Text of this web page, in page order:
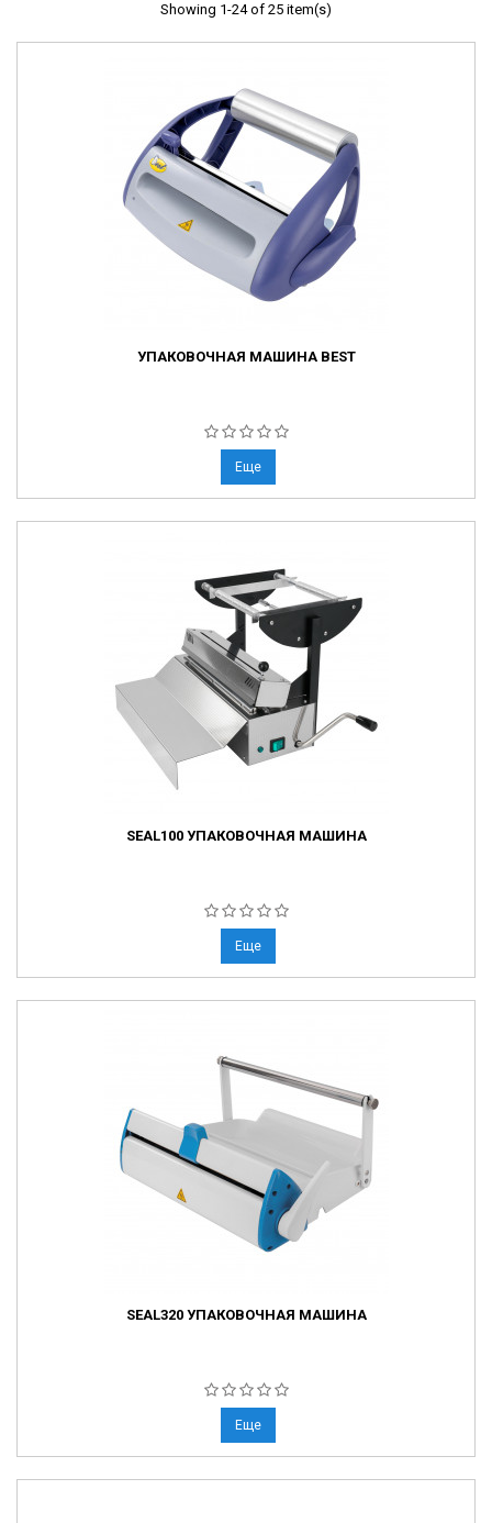
Showing 1-24 of 25 item(s)
УПАКОВОЧНАЯ МАШИНА BEST
Еще
SEAL100 УПАКОВОЧНАЯ МАШИНА
Еще
SEAL320 УПАКОВОЧНАЯ МАШИНА
Еще